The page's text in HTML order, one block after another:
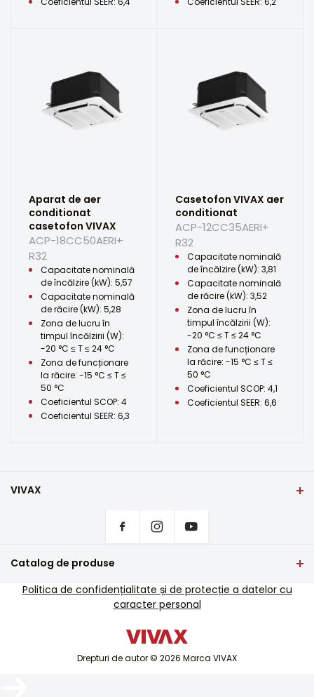
Aparat de aer
conditionat
casetofon VIVAX
ACP-18CC50AERI+
R32
Capacitate nominală
de încălzire (kW): 5,57
Capacitate nominală
de răcire (kW): 5,28
Zona de lucru în
timpul încălzirii (W):
-20 °C ≤ T ≤ 24 °C
Zona de funcționare
la răcire: -15 °C ≤ T ≤
50 °C
Coeficientul SCOP: 4
Coeficientul SEER: 6,3
Casetofon VIVAX aer
conditionat
ACP-12CC35AERI+
R32
Capacitate nominală
de încălzire (kW): 3,81
Capacitate nominală
de răcire (kW): 3,52
Zona de lucru în
timpul încălzirii (W):
-20 °C ≤ T ≤ 24 °C
Zona de funcționare
la răcire: -15 °C ≤ T ≤
50 °C
Coeficientul SCOP: 4,1
Coeficientul SEER: 6,6
VIVAX
De unde să cumpărați produsele VIVAX?
Asistență pentru servicii
Asistență de service în afara garanției
Catalog de produse
TV si audio
Dispozitive inteligenteDrepturi de autor © 2026 Marca VIVAX
Politica de confidențialitate și de protecție a datelor cu
caracter personal